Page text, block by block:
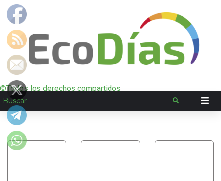
©Todos los derechos compartidos